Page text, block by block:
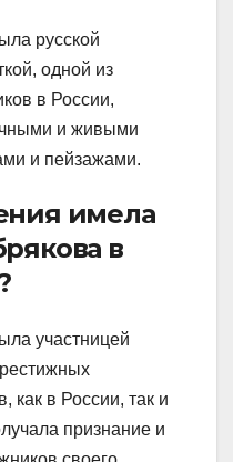
русской
одной из
в России,
и живыми
и пейзажами.
имела
в
участницей
как в России, так и
признание и